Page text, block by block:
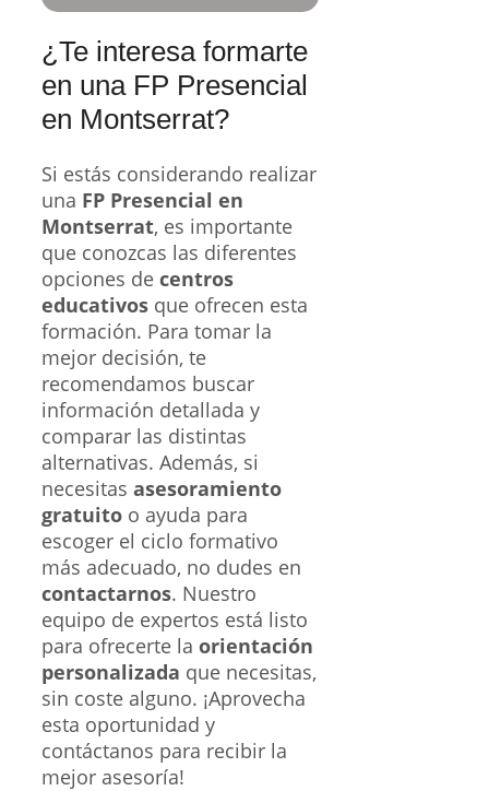
¿Te interesa formarte
en una FP Presencial
en Montserrat?
Si estás considerando realizar
una FP Presencial en
Montserrat, es importante
que conozcas las diferentes
opciones de centros
educativos que ofrecen esta
formación. Para tomar la
mejor decisión, te
recomendamos buscar
información detallada y
comparar las distintas
alternativas. Además, si
necesitas asesoramiento
gratuito o ayuda para
escoger el ciclo formativo
más adecuado, no dudes en
contactarnos. Nuestro
equipo de expertos está listo
para ofrecerte la orientación
personalizada que necesitas,
sin coste alguno. ¡Aprovecha
esta oportunidad y
contáctanos para recibir la
mejor asesoría!